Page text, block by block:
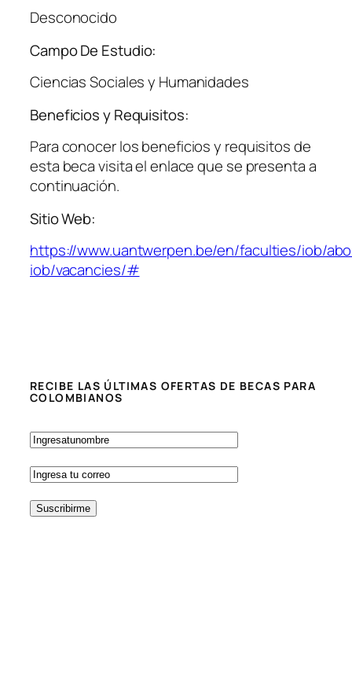
Desconocido
Campo De Estudio:
Ciencias Sociales y Humanidades
Beneficios y Requisitos:
Para conocer los beneficios y requisitos de
esta beca visita el enlace que se presenta a
continuación.
Sitio Web:
https://www.uantwerpen.be/en/faculties/iob/
iob/vacancies/#
RECIBE LAS ÚLTIMAS OFERTAS DE BECAS PARA
COLOMBIANOS